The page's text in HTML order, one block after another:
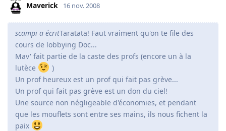
Maverick 16 nov. 2008
scampi a écritTaratata! Faut vraiment qu'on te file des
cours de lobbying Doc...
Mav' fait partie de la caste des profs (encore un à la
lutèce
)
Un prof heureux est un prof qui fait pas grève...
Un prof qui fait pas grève est un don du ciel!
Une source non négligeable d'économies, et pendant
que les mouflets sont entre ses mains, ils nous fichent la
paix